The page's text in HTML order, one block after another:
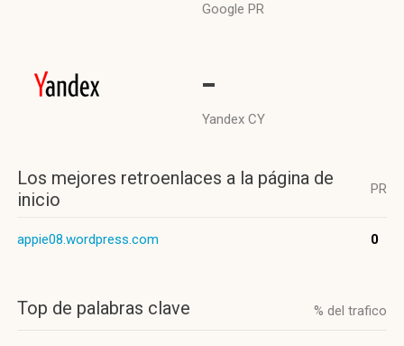
Google PR
-
Yandex CY
Los mejores retroenlaces a la página de
inicio
PR
appie08.wordpress.com 0
Top de palabras clave % del trafico